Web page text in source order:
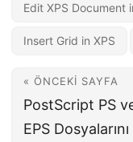
Edit XPS Document
Insert Grid in XPS
« ÖNCEKI SAYFA
PostScript PS
EPS Dosyalarını